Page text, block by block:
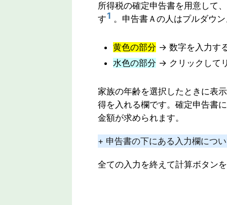
所得税の確定申告書を用意して
す1 。申告書Ａの人はプルダウ
黄色の部分 → 数字を入力す
水色の部分 → クリックして
家族の年齢を選択したときに表
得を入れる欄です。確定申告書
金額が求められます。
+ 申告書の下にある入力欄につ
全ての入力を終えて計算ボタン